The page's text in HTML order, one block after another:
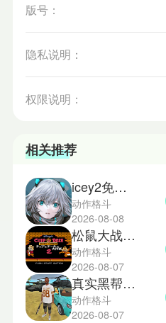
版号：
隐私说明：
权限说明：
相关推荐
icey2免费版
动作格斗
2026-08-08
松鼠大战2完整版
动作格斗
2026-08-07
真实黑帮犯罪
动作格斗
2026-08-07